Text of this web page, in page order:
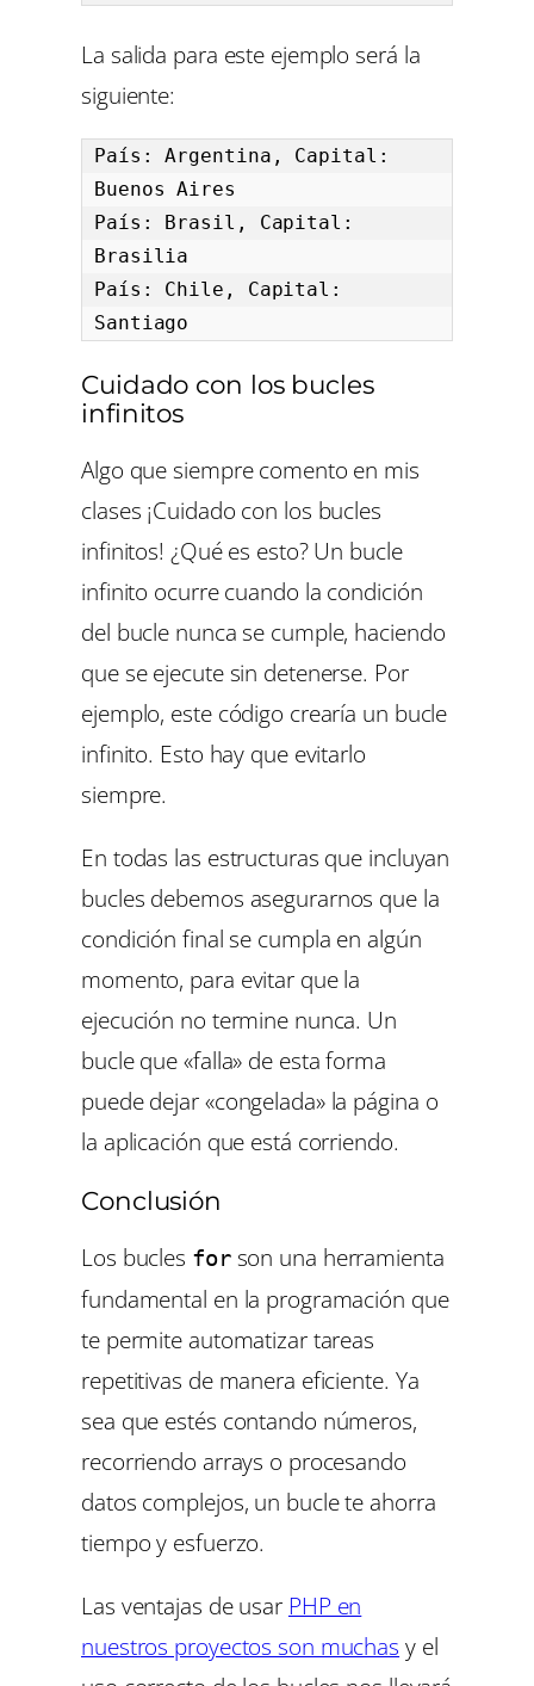
La salida para este ejemplo será la
siguiente:
País: Argentina, Capital:
Buenos Aires
País: Brasil, Capital:
Brasilia
País: Chile, Capital:
Santiago
Cuidado con los bucles
infinitos
Algo que siempre comento en mis
clases ¡Cuidado con los bucles
infinitos! ¿Qué es esto? Un bucle
infinito ocurre cuando la condición
del bucle nunca se cumple, haciendo
que se ejecute sin detenerse. Por
ejemplo, este código crearía un bucle
infinito. Esto hay que evitarlo
siempre.
En todas las estructuras que incluyan
bucles debemos asegurarnos que la
condición final se cumpla en algún
momento, para evitar que la
ejecución no termine nunca. Un
bucle que «falla» de esta forma
puede dejar «congelada» la página o
la aplicación que está corriendo.
Conclusión
Los bucles forson una herramienta
fundamental en la programación que
te permite automatizar tareas
repetitivas de manera eficiente. Ya
sea que estés contando números,
recorriendo arrays o procesando
datos complejos, un bucle te ahorra
tiempo y esfuerzo.
Las ventajas de usar PHP en
nuestros proyectos son muchas y el